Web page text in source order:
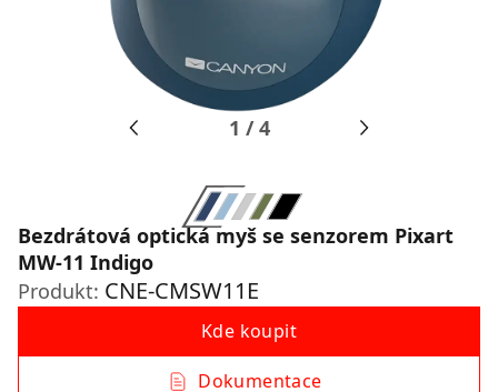
1 /4
Bezdrátová optická myš se senzorem Pixart
MW-11 Indigo
Produkt: CNE-CMSW11E
Kde koupit
Dokumentace